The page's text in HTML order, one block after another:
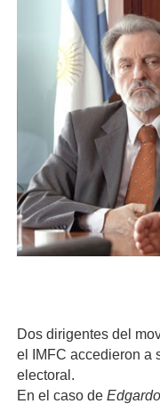
junio-
Dos dirigentes del
el IMFC accedieron a
electoral.
En el caso de